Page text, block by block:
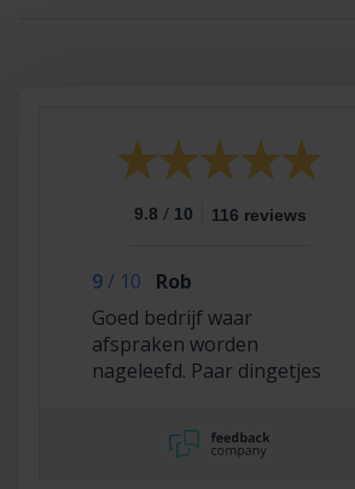
9.8 / 10 116 reviews
9/ 10
Rob
Goed bedrijf waar
afspraken worden
nageleefd. Paar dingetjes
korting gekregen. Duurde
lang eer ik de sleutel